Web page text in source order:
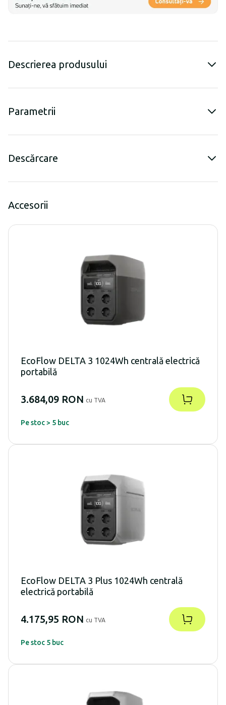
Descrierea produsului
Parametrii
Descărcare
Accesorii
EcoFlow DELTA 3 1024Wh centrală electrică
portabilă
3.684,09 RON cu TVA
Pe stoc > 5 buc
EcoFlow DELTA 3 Plus 1024Wh centrală
electrică portabilă
4.175,95 RON cu TVA
Pe stoc 5 buc